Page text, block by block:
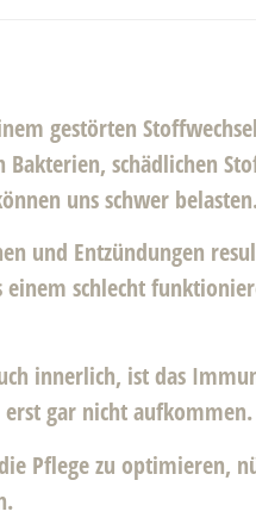
gestörten
schädlichen
uns schwer
und Entzündungen
schlecht
innerlich, ist das
gar nicht aufkommen.
Pflege zu optimieren,